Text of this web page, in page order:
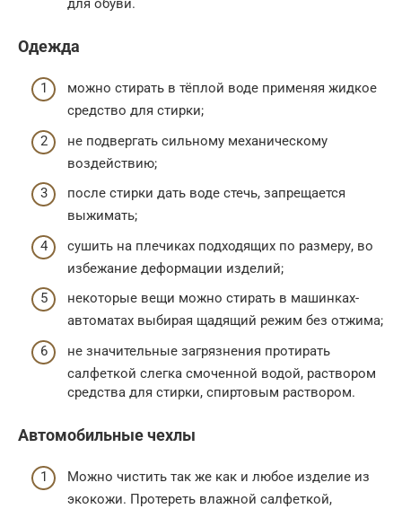
для обуви.
Одежда
можно стирать в тёплой воде применяя жидкое
средство для стирки;
не подвергать сильному механическому
воздействию;
после стирки дать воде стечь, запрещается
выжимать;
сушить на плечиках подходящих по размеру, во
избежание деформации изделий;
некоторые вещи можно стирать в машинках-
автоматах выбирая щадящий режим без отжима;
не значительные загрязнения протирать
салфеткой слегка смоченной водой, раствором
средства для стирки, спиртовым раствором.
Автомобильные чехлы
Можно чистить так же как и любое изделие из
экокожи. Протереть влажной салфеткой,